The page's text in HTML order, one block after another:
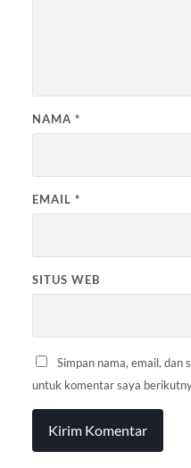
NAMA *
EMAIL *
SITUS WEB
Simpan nama, email, dan
untuk komentar saya